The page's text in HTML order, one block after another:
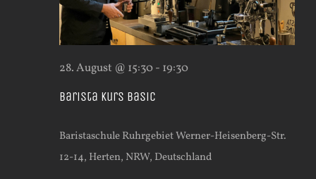
Barista Kurs Basic
28. August @ 15:30- 19:30
Baristaschule RuhrgebietWerner-Heisenberg-Str.
12-14, Herten, NRW, Deutschland